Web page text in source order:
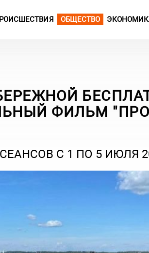
ОБЩЕСТВО
ФИЛЬМ
С 1 ПО 5 ИЮЛЯ